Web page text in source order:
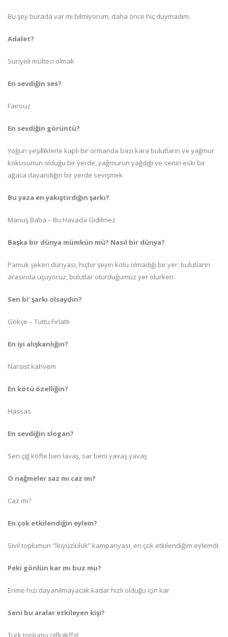
Bu şey burada var mı bilmiyorum, daha önce hiç duymadım.
Adalet?
Suriyeli mülteci olmak
En sevdiğin ses?
Fairouz
En sevdiğin görüntü?
Yoğun yeşilliklerle kaplı bir ormanda bazı kara bulutların ve yağmur
kokusunun olduğu bir yerde, yağmurun yağdığı ve senin eski bir
ağaca dayandığın bir yerde sevişmek
Bu yaza en yakıştırdığın şarkı?
Manuş Baba – Bu Havada Gidilmez
Başka bir dünya mümkün mü? Nasıl bir dünya?
Pamuk şekeri dünyası, hiçbir şeyin kötü olmadığı bir yer; bulutların
arasında uçuyoruz, bulutlar oturduğumuz yer olurken.
Sen bi’ şarkı olsaydın?
Gökçe – Tuttu Fırlattı
En iyi alışkanlığın?
Narsist kahvem
En kötü özelliğin?
Hassas
En sevdiğin slogan?
Sen çiğ köfte ben lavaş, sar beni yavaş yavaş
O nağmeler saz mı caz mı?
Caz mı?
En çok etkilendiğin eylem?
Sivil toplumun “İkiyüzlülük” kampanyası, en çok etkilendiğim eylemdi.
Peki gönlün kar mı buz mu?
Erime hızı dayanılmayacak kadar hızlı olduğu için kar
Seni bu aralar etkileyen kişi?
Türk toplumu (gfkgkffg)